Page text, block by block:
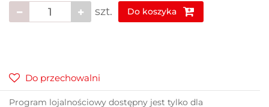
szt. Do koszyka
Do przechowalni
Program lojalnościowy dostępny jest tylko dla